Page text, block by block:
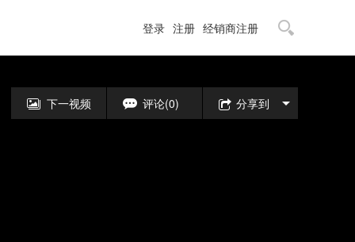
登录 注册 经销商注册
下一视频 评论(0) 分享到